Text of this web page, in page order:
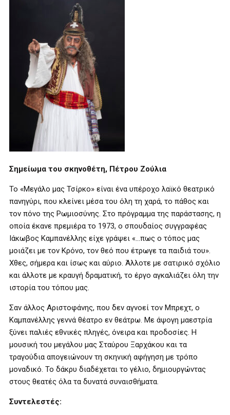
Σημείωμα του σκηνοθέτη, Πέτρου Ζούλια
Το «Μεγάλο μας Τσίρκο» είναι ένα υπέροχο λαϊκό θεατρικό
πανηγύρι, που κλείνει μέσα του όλη τη χαρά, το πάθος και
τον πόνο της Ρωμιοσύνης. Στο πρόγραμμα της παράστασης, η
οποία έκανε πρεμιέρα το 1973, ο σπουδαίος συγγραφέας
Ιάκωβος Καμπανέλλης είχε γράψει «…πως ο τόπος μας
μοιάζει με τον Κρόνο, τον θεό που έτρωγε τα παιδιά του».
Χθες, σήμερα και ίσως και αύριο. Άλλοτε με σατιρικό σχόλιο
και άλλοτε με κραυγή δραματική, το έργο αγκαλιάζει όλη την
ιστορία του τόπου μας.
Σαν άλλος Αριστοφάνης, που δεν αγνοεί τον Μπρεχτ, ο
Καμπανέλλης γεννά θέατρο εν θεάτρω. Με άψογη μαεστρία
ξύνει παλιές εθνικές πληγές, όνειρα και προδοσίες. Η
μουσική του μεγάλου μας Σταύρου Ξαρχάκου και τα
τραγούδια απογειώνουν τη σκηνική αφήγηση με τρόπο
μοναδικό. Το δάκρυ διαδέχεται το γέλιο, δημιουργώντας
στους θεατές όλα τα δυνατά συναισθήματα.
Συντελεστές: